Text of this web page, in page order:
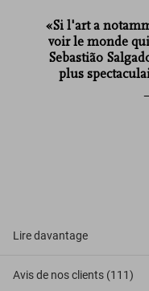
«Si l'art a
voir le monde
Sebastião
plus
Lire davantage
Avis de nos clients (111)